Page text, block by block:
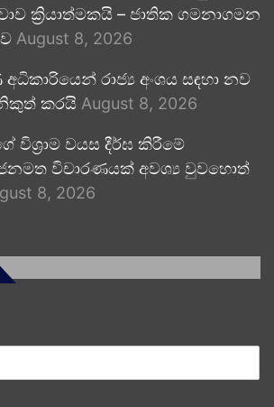
ක්‍රියාත්මකයි – ජාතික ගමනාගමන
August 8, 2026
රාජ්‍ය අංශය සඳහා නව
කරයි August 8, 2026
වයස දීර්ඝ කිරීමේ
විචාරණයක් අවශ්‍ය වුවහොත්
8, 2026